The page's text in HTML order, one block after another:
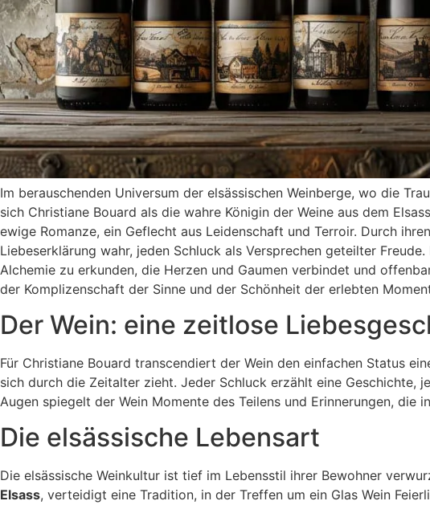
Im berauschenden Universum der elsässischen Weinberge, wo die
sich Christiane Bouard als die wahre Königin der Weine aus dem
ewige Romanze, ein Geflecht aus Leidenschaft und Terroir. Durch
Liebeserklärung wahr, jeden Schluck als Versprechen geteilter
Alchemie zu erkunden, die Herzen und Gaumen verbindet und
der Komplizenschaft der Sinne und der Schönheit der erlebten
Der Wein: eine zeitlose
Für Christiane Bouard transcendiert der Wein den einfachen Status
sich durch die Zeitalter zieht. Jeder Schluck erzählt eine Geschichte,
Augen spiegelt der Wein Momente des Teilens und Erinnerungen, die
Die elsässische Lebensart
Die elsässische Weinkultur ist tief im Lebensstil ihrer Bewohner
Elsass, verteidigt eine Tradition, in der Treffen um ein Glas Wein